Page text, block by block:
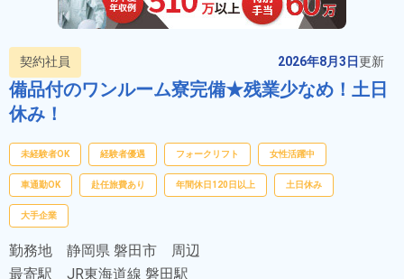
契約社員 2026年8月3日更新
備品付のワンルーム寮完備★残業少なめ！土日
休み！
未経験者OK 経験者優遇 フォークリフト 女性活躍中
車通勤OK 赴任旅費あり 年間休日120日以上 土日休み
大手企業
勤務地 静岡県 磐田市 周辺
最寄駅 JR東海道線 磐田駅